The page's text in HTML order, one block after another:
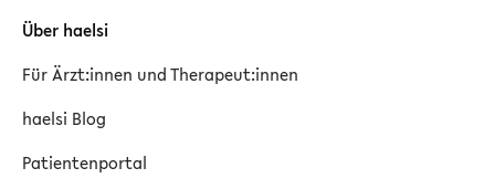
Über haelsi
Für Ärzt:innen und Therapeut:innen
haelsi Blog
Patientenportal